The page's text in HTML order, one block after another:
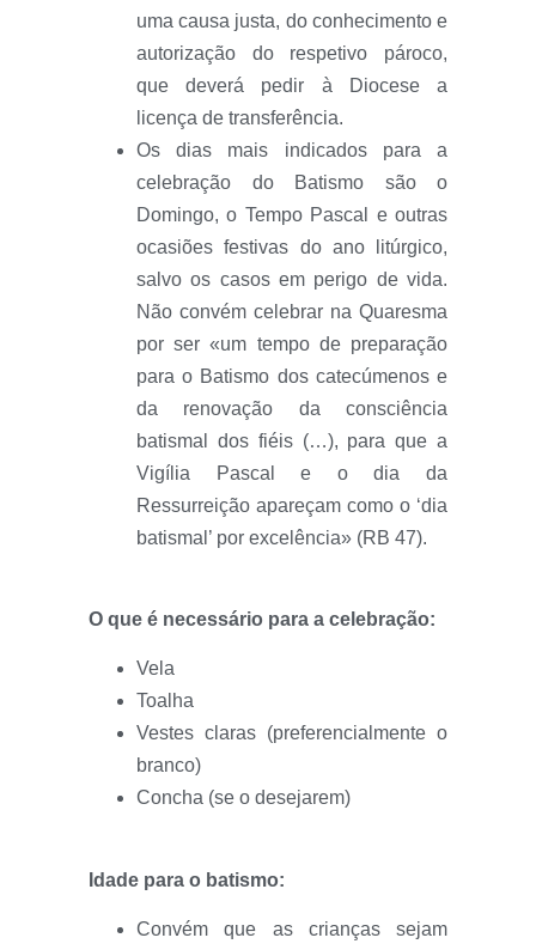
uma causa justa, do conhecimento e
autorização do respetivo pároco,
que deverá pedir à Diocese a
licença de transferência.
Os dias mais indicados para a
celebração do Batismo são o
Domingo, o Tempo Pascal e outras
ocasiões festivas do ano litúrgico,
salvo os casos em perigo de vida.
Não convém celebrar na Quaresma
por ser «um tempo de preparação
para o Batismo dos catecúmenos e
da renovação da consciência
batismal dos fiéis (…), para que a
Vigília Pascal e o dia da
Ressurreição apareçam como o ‘dia
batismal’ por excelência» (RB 47).
O que é necessário para a celebração:
Vela
Toalha
Vestes claras (preferencialmente o
branco)
Concha (se o desejarem)
Idade para o batismo:
Convém que as crianças sejam